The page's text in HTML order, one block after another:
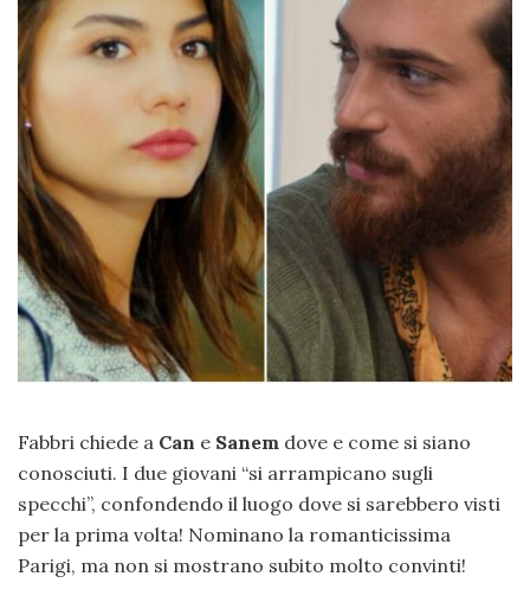
Fabbri chiede a Can e Sanem dove e come si siano
conosciuti. I due giovani “si arrampicano sugli
specchi”, confondendo il luogo dove si sarebbero visti
per la prima volta! Nominano la romanticissima
Parigi, ma non si mostrano subito molto convinti!